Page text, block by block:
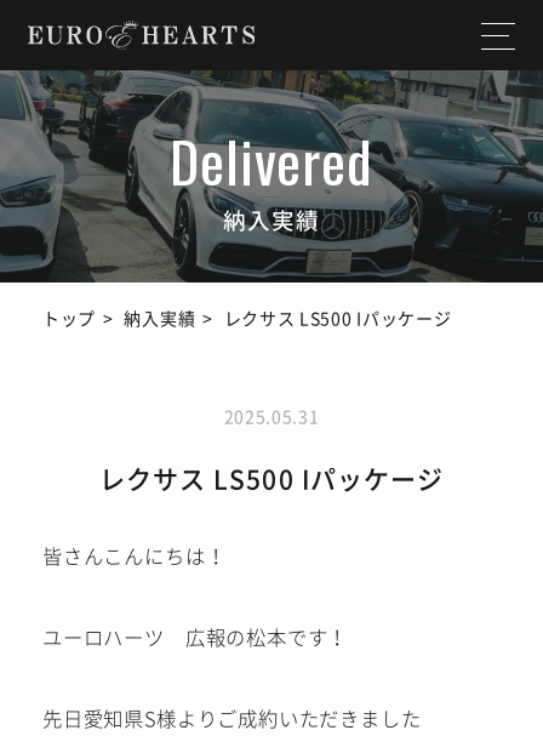
ホーム
私たちについて
選ばれる理由
サービス内容
店舗情報
納入実績
作業実績
スタッフ紹介
ユーチューブ
建築部門
お問い合わせ
お知らせ
ランドクルーザー
在庫車
納入実績
トップ 納入実績 レクサス LS500 Iパッケージ
2025.05.31
レクサス LS500 Iパッケージ
皆さんこんにちは！
ユーロハーツ 広報の松本です！
先日愛知県S様よりご成約いただきました